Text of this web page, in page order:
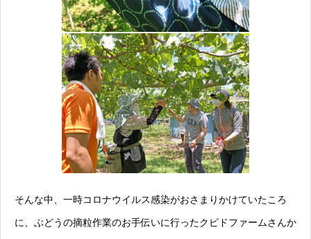
そんな中、一時コロナウイルス感染がおさまりかけていたころ
に、ぶどうの摘粒作業のお手伝いに行ったクピドファームさんか